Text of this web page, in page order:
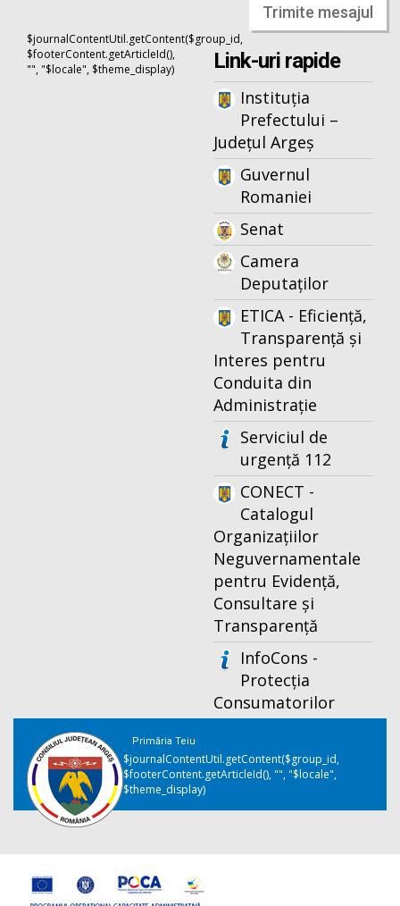
Trimite mesajul
$journalContentUtil.getContent($group_id,
$footerContent.getArticleId(),
"", "$locale", $theme_display)
Link-uri rapide
Instituția
Prefectului –
Județul Argeș
Guvernul
Romaniei
Senat
Camera
Deputaților
ETICA - Eficiență,
Transparență și
Interes pentru
Conduita din
Administrație
Serviciul de
urgență 112
CONECT -
Catalogul
Organizațiilor
Neguvernamentale
pentru Evidență,
Consultare și
Transparență
InfoCons -
Protecția
Consumatorilor
Primăria Teiu
$journalContentUtil.getContent($group_id,
$footerContent.getArticleId(), "", "$locale",
$theme_display)